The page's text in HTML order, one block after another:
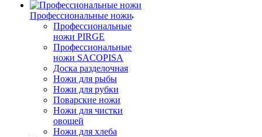
Профессиональные ножи
Профессиональные
ножи PIRGE
Профессиональные
ножи SACOPISA
Доска разделочная
Ножи для рыбы
Ножи для рубки
Поварские ножи
Ножи для чистки
овощей
Ножи для хлеба